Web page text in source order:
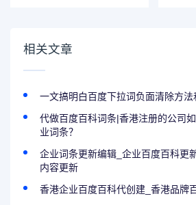
相关文章
一文搞明白百度下拉词负面清除方法
代做百度百科词条|香港注册的公司
业词条？
企业词条更新编辑_企业百度百科更
内容更新
香港企业百度百科代创建_香港品牌